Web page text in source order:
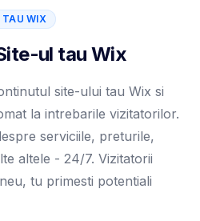
TAU WIX
ul tau Wix
site-ului tau Wix si
la intrebarile vizitatorilor.
serviciile, preturile,
altele - 24/7. Vizitatorii
tu primesti potentiali